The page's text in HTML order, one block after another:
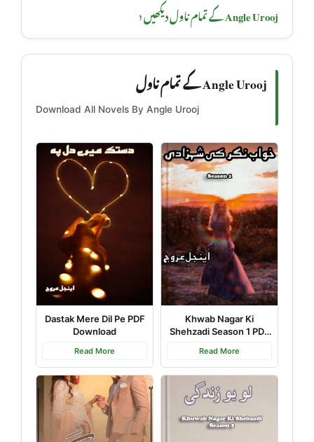
Angle Urooj کے تمام ناول دیکھیں ‹
Angle Urooj کے تمام ناول
Download All Novels By Angle Urooj
Dastak Mere Dil Pe PDF
Download
Read More
Khwab Nagar Ki
Shehzadi Season 1 PDF
Read More